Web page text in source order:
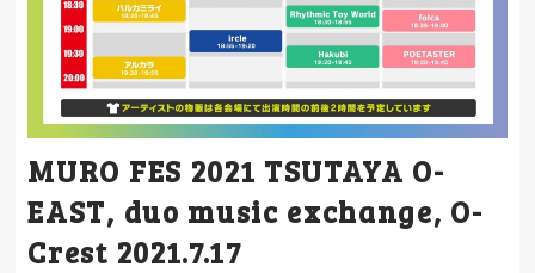
MURO FES 2021 TSUTAYA O-
EAST, duo music exchange, O-
Crest 2021.7.17